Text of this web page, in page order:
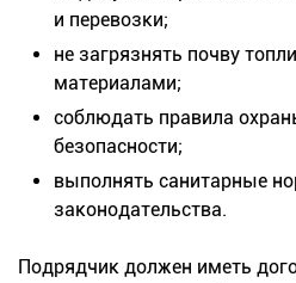
и перевозки;
не загрязнять почву
материалами;
соблюдать правила
безопасности;
выполнять санитарные
законодательства.
Подрядчик должен иметь